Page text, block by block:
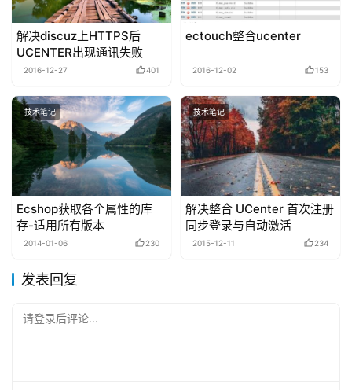
解决discuz上HTTPS后
UCENTER出现通讯失败
2016-12-27 401
ectouch整合ucenter
2016-12-02 153
技术笔记
Ecshop获取各个属性的库
存-适用所有版本
2014-01-06 230
技术笔记
解决整合 UCenter 首次注册
同步登录与自动激活
2015-12-11 234
发表回复
请登录后评论...